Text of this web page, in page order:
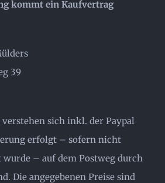
Kontakt | EPK
kommt ein Kaufvertrag
39
verstehen sich inkl. der Paypal
erfolgt – sofern nicht
wurde – auf dem Postweg durch
Die angegebenen Preise sind